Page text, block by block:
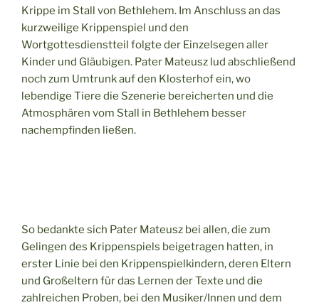
Krippe im Stall von Bethlehem. Im Anschluss an das
kurzweilige Krippenspiel und den
Wortgottesdienstteil folgte der Einzelsegen aller
Kinder und Gläubigen. Pater Mateusz lud abschließend
noch zum Umtrunk auf den Klosterhof ein, wo
lebendige Tiere die Szenerie bereicherten und die
Atmosphären vom Stall in Bethlehem besser
nachempfinden ließen.
So bedankte sich Pater Mateusz bei allen, die zum
Gelingen des Krippenspiels beigetragen hatten, in
erster Linie bei den Krippenspielkindern, deren Eltern
und Großeltern für das Lernen der Texte und die
zahlreichen Proben, bei den Musiker/Innen und dem